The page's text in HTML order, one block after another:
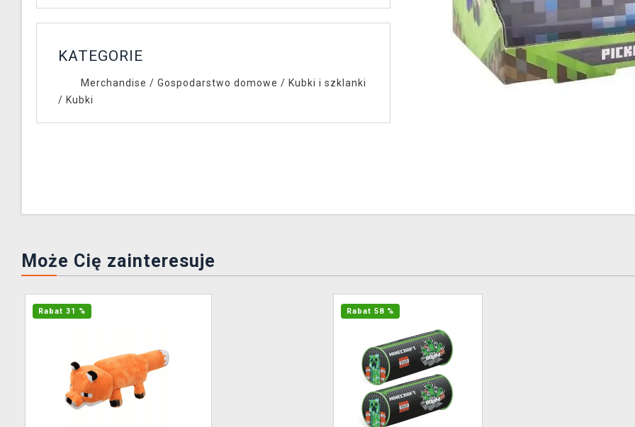
KATEGORIE
Merchandise / Gospodarstwo domowe / Kubki i szklanki
/ Kubki
Może Cię zainteresuje
Rabat 31 % Rabat 58 %